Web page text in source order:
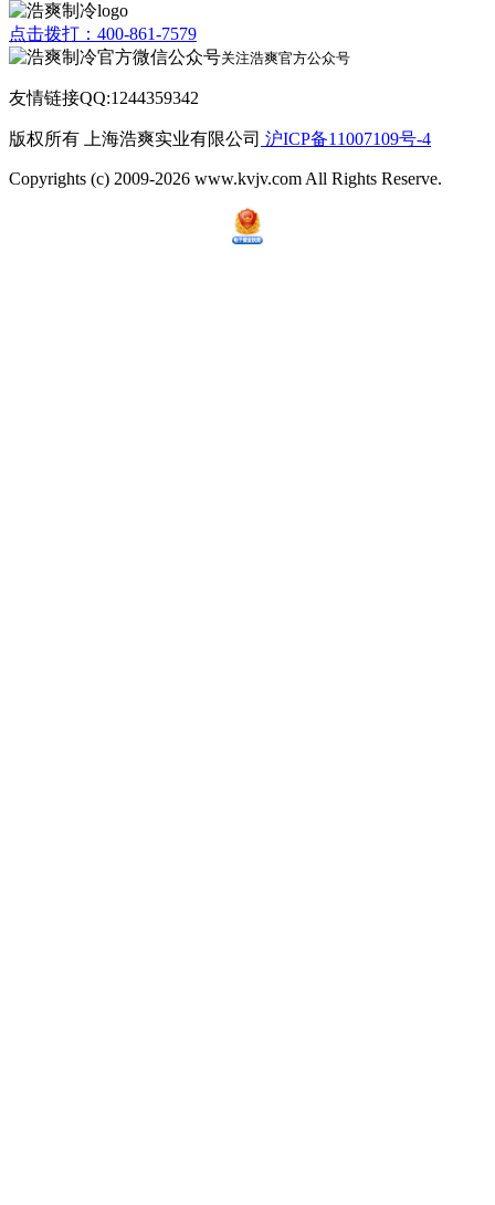
点击拨打：400-861-7579
关注浩爽官方公众号
友情链接QQ:1244359342
版权所有 上海浩爽实业有限公司 沪ICP备11007109号-4
Copyrights (c) 2009-2026 www.kvjv.com All Rights Reserve.